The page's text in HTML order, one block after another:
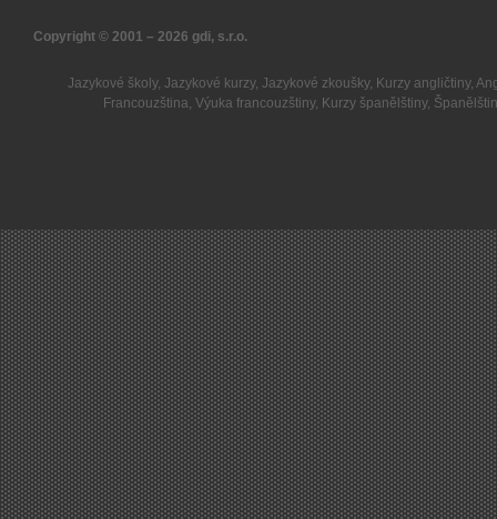
Copyright © 2001 – 2026 gdi, s.r.o.
Jazykové školy, Jazykové kurzy, Jazykové zkoušky, Kurzy angličtiny,
Francouzština,Výuka francouzštiny, Kurzy španělštiny,